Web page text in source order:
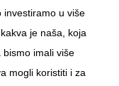
investiramo u više
je naša, koja
bismo imali više
mogli koristiti i za